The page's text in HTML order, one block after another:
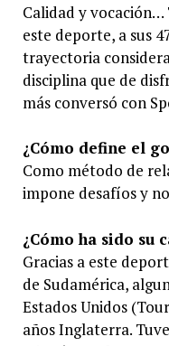
Calidad y vocación…
este deporte, a sus
trayectoria
disciplina que de
más conversó con
¿Cómo define el
Como método de
impone desafíos y
¿Cómo ha sido su
Gracias a este
de Sudamérica,
Estados Unidos
años Inglaterra.